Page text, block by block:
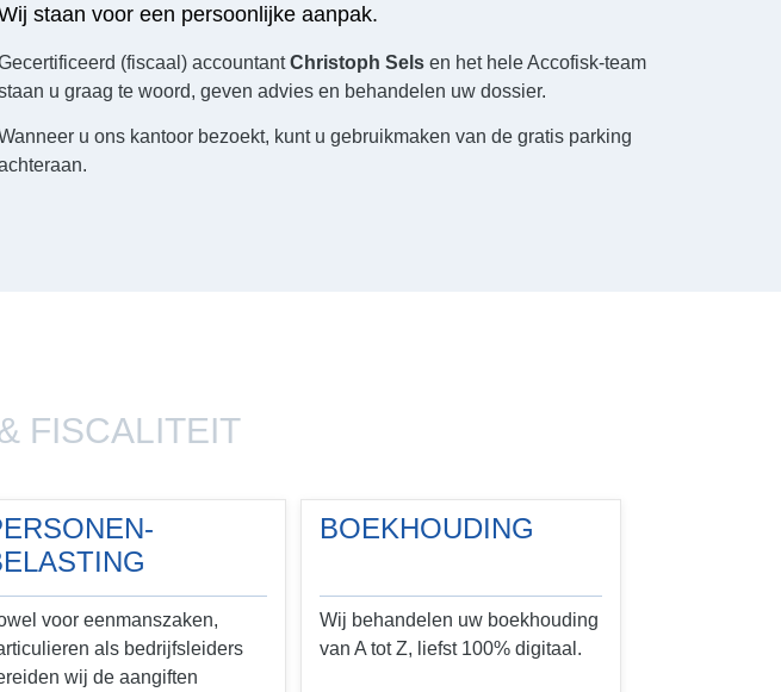
staan voor een persoonlijke aanpak.
(fiscaal) accountantChristoph Sels en het hele Accofisk-team
u graag te woord, geven advies en behandelen uw dossier.
u ons kantoor bezoekt, kunt u gebruikmaken van de gratis parking
FISCALITEIT
voor eenmanszaken,
als bedrijfsleiders
wij de aangiften
BOEKHOUDING
Wij behandelen uw boekhouding
van A tot Z, liefst 100% digitaal.